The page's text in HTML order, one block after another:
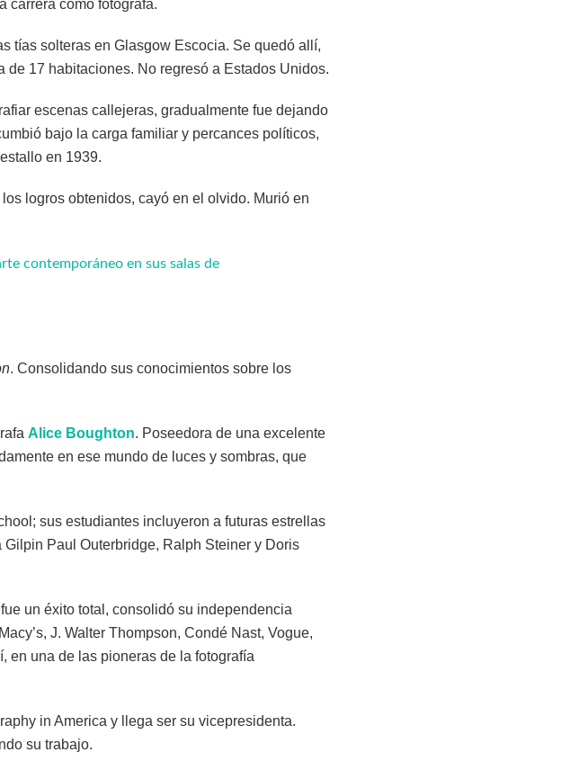
carrera como fotógrafa.
tías solteras en Glasgow Escocia. Se quedó allí,
17 habitaciones. No regresó a Estados Unidos.
escenas callejeras, gradualmente fue dejando
bajo la carga familiar y percances políticos,
en 1939.
logros obtenidos, cayó en el olvido. Murió en
contemporáneo en sus salas de
. Consolidando sus conocimientos sobre los
Alice Boughton. Poseedora de una excelente
en ese mundo de luces y sombras, que
sus estudiantes incluyeron a futuras estrellas
Paul Outerbridge, Ralph Steiner y Doris
un éxito total, consolidó su independencia
J. Walter Thompson, Condé Nast, Vogue,
en una de las pioneras de la fotografía
in America y llega ser su vicepresidenta.
su trabajo.